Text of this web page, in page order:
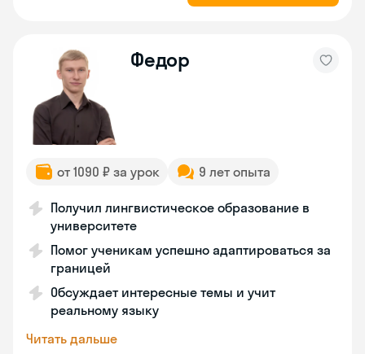
Федор
от 1090 ₽ за урок 9 лет опыта
Получил лингвистическое образование в
университете
Помог ученикам успешно адаптироваться за
границей
Обсуждает интересные темы и учит
реальному языку
Читать дальше